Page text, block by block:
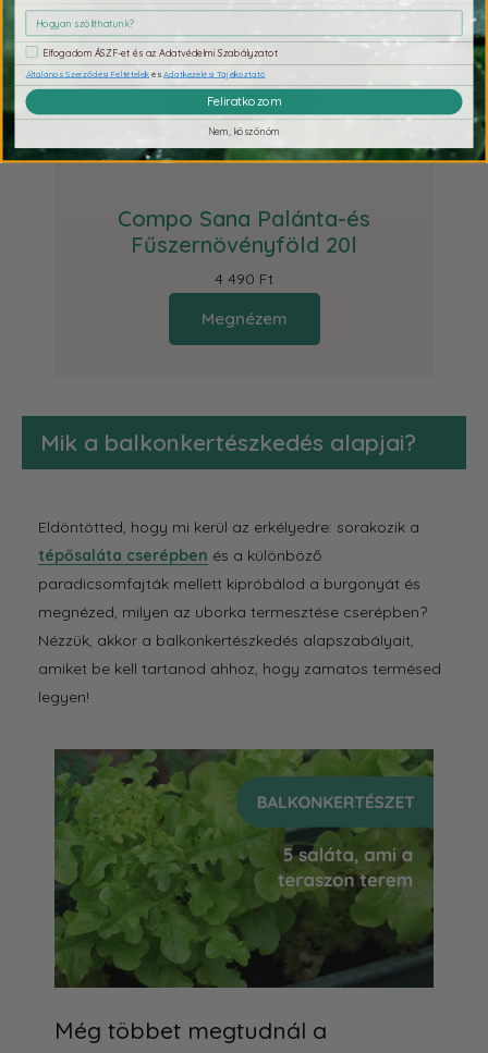
Compo Sana Palánta-és
Fűszernövényföld 20l
4 490 Ft
Megnézem
Mik a balkonkertészkedés alapjai?
Eldöntötted, hogy mi kerül az erkélyedre: sorakozik a
tépősaláta cserépben és a különböző
paradicsomfajták mellett kipróbálod a burgonyát és
megnézed, milyen az uborka termesztése cserépben?
Nézzük, akkor a balkonkertészkedés alapszabályait,
amiket be kell tartanod ahhoz, hogy zamatos termésed
legyen!
Még többet megtudnál a
Elfogadom ÁSZF-et és az Adatvédelmi Szabályzatot
Általános Szerződési FeltételekésAdatkezelési Tájékoztató
Feliratkozom
Nem, köszönöm